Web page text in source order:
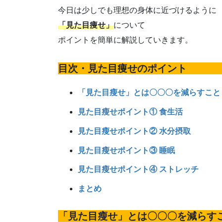
今日は少しでも理想の身体に近づけるように
「見た目痩せ」について
ポイントを簡単に解説していきます。
目次・見た目痩せのポイント
「見た目瘦せ」とは〇〇〇を減らすこと
見た目瘦せポイント① 食生活
見た目瘦せポイント② 水分摂取
見た目瘦せポイント③ 睡眠
見た目瘦せポイント④ ストレッチ
まとめ
「見た目瘦せ」とは〇〇〇を減らす